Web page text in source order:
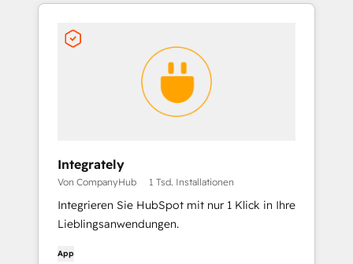
Integrately
Von CompanyHub 1 Tsd. Installationen
Integrieren Sie HubSpot mit nur 1 Klick in Ihre
Lieblingsanwendungen.
App